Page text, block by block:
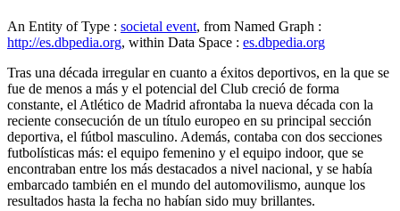
An Entity of Type : societal event, from Named Graph :
http://es.dbpedia.org, within Data Space : es.dbpedia.org
Tras una década irregular en cuanto a éxitos deportivos, en la que se
fue de menos a más y el potencial del Club creció de forma
constante, el Atlético de Madrid afrontaba la nueva década con la
reciente consecución de un título europeo en su principal sección
deportiva, el fútbol masculino. Además, contaba con dos secciones
futbolísticas más: el equipo femenino y el equipo indoor, que se
encontraban entre los más destacados a nivel nacional, y se había
embarcado también en el mundo del automovilismo, aunque los
resultados hasta la fecha no habían sido muy brillantes.